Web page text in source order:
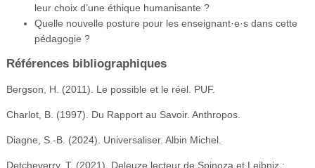
leur choix d’une éthique humanisante ?
Quelle nouvelle posture pour les enseignant·e·s dans cette
pédagogie ?
Références bibliographiques
Bergson, H. (2011). Le possible et le réel. PUF.
Charlot, B. (1997). Du Rapport au Savoir. Anthropos.
Diagne, S.-B. (2024). Universaliser. Albin Michel.
Detcheverry, T. (2021). Deleuze lecteur de Spinoza et Leibniz :